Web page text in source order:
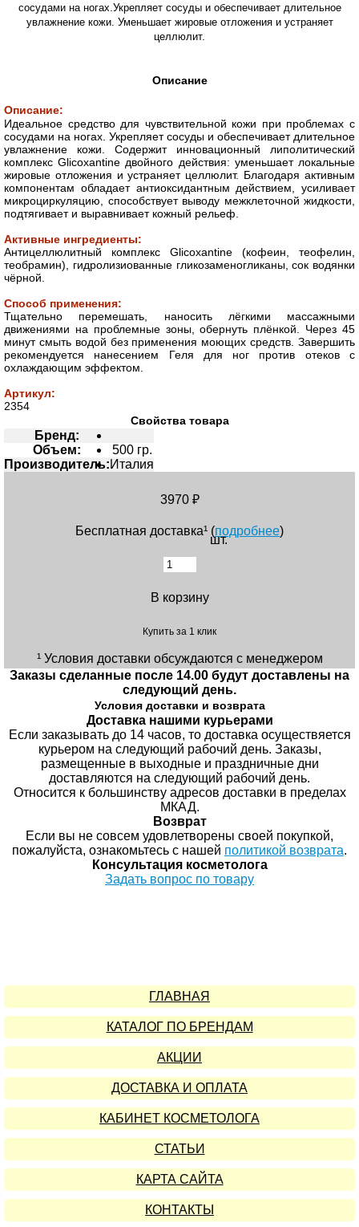
сосудами на ногах.Укрепляет сосуды и обеспечивает длительное
увлажнение кожи. Уменьшает жировые отложения и устраняет
целлюлит.
Описание
Описание:
Идеальное средство для чувствительной кожи при проблемах с
сосудами на ногах. Укрепляет сосуды и обеспечивает длительное
увлажнение кожи. Содержит инновационный липолитический
комплекс Glicoxantine двойного действия: уменьшает локальные
жировые отложения и устраняет целлюлит. Благодаря активным
компонентам обладает антиоксидантным действием, усиливает
микроциркуляцию, способствует выводу межклеточной жидкости,
подтягивает и выравнивает кожный рельеф.
Активные ингредиенты:
Антицеллюлитный комплекс Glicoxantine (кофеин, теофелин,
теобрамин), гидролизиованные гликозаменогликаны, сок водянки
чёрной.
Способ применения:
Тщательно перемешать, наносить лёгкими массажными
движениями на проблемные зоны, обернуть плёнкой. Через 45
минут смыть водой без применения моющих средств. Завершить
рекомендуется нанесением Геля для ног против отеков с
охлаждающим эффектом.
Артикул:
2354
Свойства товара
Бренд:
Объем:
500 гр.
Производитель:Италия
3970 ₽
Бесплатная доставка¹ (подробнее)
шт.
В корзину
Купить за 1 клик
¹ Условия доставки обсуждаются с менеджером
Заказы сделанные после 14.00 будут доставлены на
следующий день.
Условия доставки и возврата
Доставка нашими курьерами
Если заказывать до 14 часов, то доставка осуществяется
курьером на следующий рабочий день. Заказы,
размещенные в выходные и праздничные дни
доставляются на следующий рабочий день.
Относится к большинству адресов доставки в пределах
МКАД.
Возврат
Если вы не совсем удовлетворены своей покупкой,
пожалуйста, ознакомьтесь с нашей политикой возврата.
Консультация косметолога
Задать вопрос по товару
ГЛАВНАЯ
КАТАЛОГ ПО БРЕНДАМ
АКЦИИ
ДОСТАВКА И ОПЛАТА
КАБИНЕТ КОСМЕТОЛОГА
СТАТЬИ
КАРТА САЙТА
КОНТАКТЫ